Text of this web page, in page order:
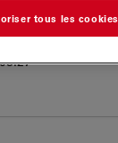
tous les cookies